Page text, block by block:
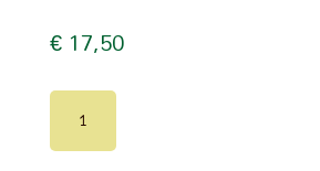
€17,50
Muziekalbum
aantal